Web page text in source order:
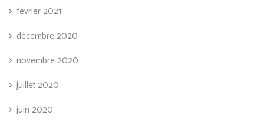
février 2021
décembre 2020
novembre 2020
juillet 2020
juin 2020